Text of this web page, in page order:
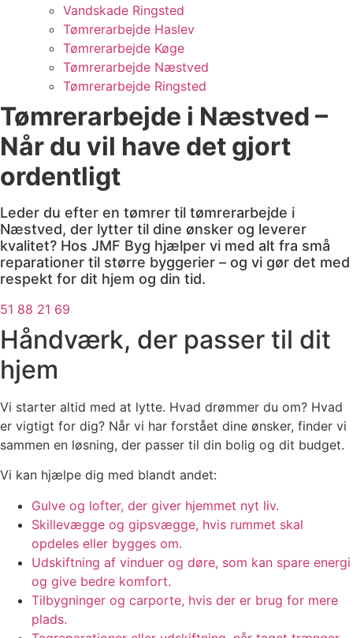
Vandskade Ringsted
Tømrerarbejde Haslev
Tømrerarbejde Køge
Tømrerarbejde Næstved
Tømrerarbejde Ringsted
Tømrerarbejde i Næstved –
Når du vil have det gjort
ordentligt
Leder du efter en tømrer til tømrerarbejde i
Næstved, der lytter til dine ønsker og leverer
kvalitet? Hos JMF Byg hjælper vi med alt fra små
reparationer til større byggerier – og vi gør det med
respekt for dit hjem og din tid.
51 88 21 69
Håndværk, der passer til dit
hjem
Vi starter altid med at lytte. Hvad drømmer du om? Hvad
er vigtigt for dig? Når vi har forstået dine ønsker, finder vi
sammen en løsning, der passer til din bolig og dit budget.
Vi kan hjælpe dig med blandt andet:
Gulve og lofter, der giver hjemmet nyt liv.
Skillevægge og gipsvægge, hvis rummet skal
opdeles eller bygges om.
Udskiftning af vinduer og døre, som kan spare energi
og give bedre komfort.
Tilbygninger og carporte, hvis der er brug for mere
plads.